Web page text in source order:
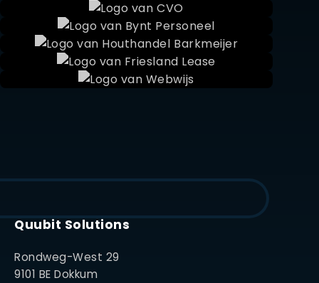
Quubit Solutions
Rondweg-West 29
9101 BE Dokkum